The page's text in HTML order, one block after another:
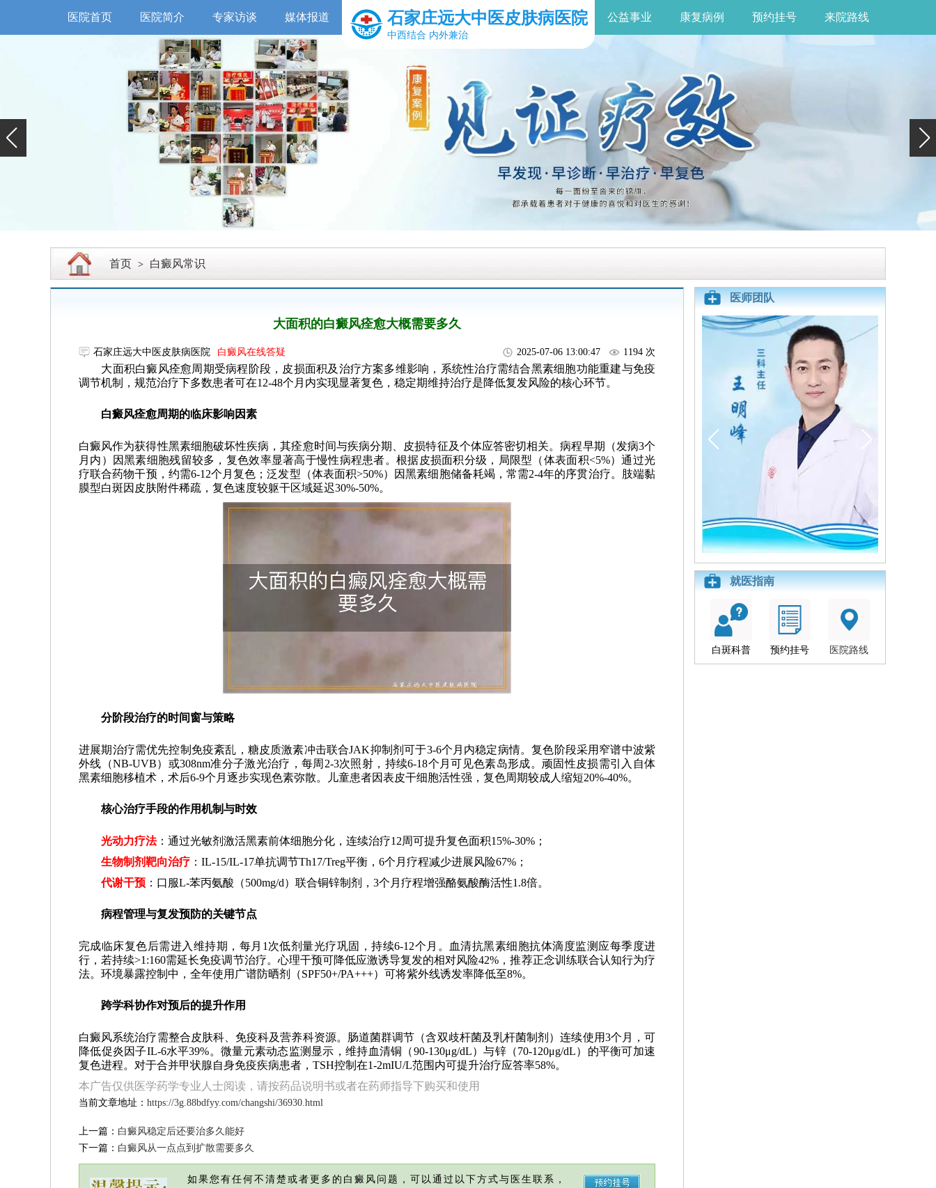
医院首页 医院简介 专家访谈 媒体报道 石家庄远大中医皮肤病医院
中西结合 内外兼治
公益事业 康复病例 预约挂号 来院路线
首页 > 白癜风常识
大面积的白癜风痊愈大概需要多久
石家庄远大中医皮肤病医院 白癜风在线答疑 2025-07-06 13:00:47 1194 次
大面积白癜风痊愈周期受病程阶段，皮损面积及治疗方案多维影响，系统性治疗需结合黑素细胞功能重建与免疫
调节机制，规范治疗下多数患者可在12-48个月内实现显著复色，稳定期维持治疗是降低复发风险的核心环节。
白癜风痊愈周期的临床影响因素
白癜风作为获得性黑素细胞破坏性疾病，其痊愈时间与疾病分期、皮损特征及个体应答密切相关。病程早期（发病3个
月内）因黑素细胞残留较多，复色效率显著高于慢性病程患者。根据皮损面积分级，局限型（体表面积<5%）通过光
疗联合药物干预，约需6-12个月复色；泛发型（体表面积>50%）因黑素细胞储备耗竭，常需2-4年的序贯治疗。肢端黏
膜型白斑因皮肤附件稀疏，复色速度较躯干区域延迟30%-50%。
分阶段治疗的时间窗与策略
进展期治疗需优先控制免疫紊乱，糖皮质激素冲击联合JAK抑制剂可于3-6个月内稳定病情。复色阶段采用窄谱中波紫
外线（NB-UVB）或308nm准分子激光治疗，每周2-3次照射，持续6-18个月可见色素岛形成。顽固性皮损需引入自体
黑素细胞移植术，术后6-9个月逐步实现色素弥散。儿童患者因表皮干细胞活性强，复色周期较成人缩短20%-40%。
核心治疗手段的作用机制与时效
光动力疗法：通过光敏剂激活黑素前体细胞分化，连续治疗12周可提升复色面积15%-30%；
生物制剂靶向治疗 ：IL-15/IL-17单抗调节Th17/Treg平衡，6个月疗程减少进展风险67%；
代谢干预 ：口服L-苯丙氨酸（500mg/d）联合铜锌制剂，3个月疗程增强酪氨酸酶活性1.8倍。
病程管理与复发预防的关键节点
完成临床复色后需进入维持期，每月1次低剂量光疗巩固，持续6-12个月。血清抗黑素细胞抗体滴度监测应每季度进
行，若持续>1:160需延长免疫调节治疗。心理干预可降低应激诱导复发的相对风险42%，推荐正念训练联合认知行为疗
法。环境暴露控制中，全年使用广谱防晒剂（SPF50+/PA+++）可将紫外线诱发率降低至8%。
跨学科协作对预后的提升作用
白癜风系统治疗需整合皮肤科、免疫科及营养科资源。肠道菌群调节（含双歧杆菌及乳杆菌制剂）连续使用3个月，可
降低促炎因子IL-6水平39%。微量元素动态监测显示，维持血清铜（90-130μg/dL）与锌（70-120μg/dL）的平衡可加速
复色进程。对于合并甲状腺自身免疫疾病患者，TSH控制在1-2mIU/L范围内可提升治疗应答率58%。
本广告仅供医学药学专业人士阅读，请按药品说明书或者在药师指导下购买和使用
当前文章地址： https://3g.88bdfyy.com/changshi/36930.html
上一篇： 白癜风稳定后还要治多久能好
下一篇： 白癜风从一点点到扩散需要多久
如果您有任何不清楚或者更多的白癜风问题，可以通过以下方式与医生联系，
医师团队
就医指南
白斑科普 预约挂号 医院路线